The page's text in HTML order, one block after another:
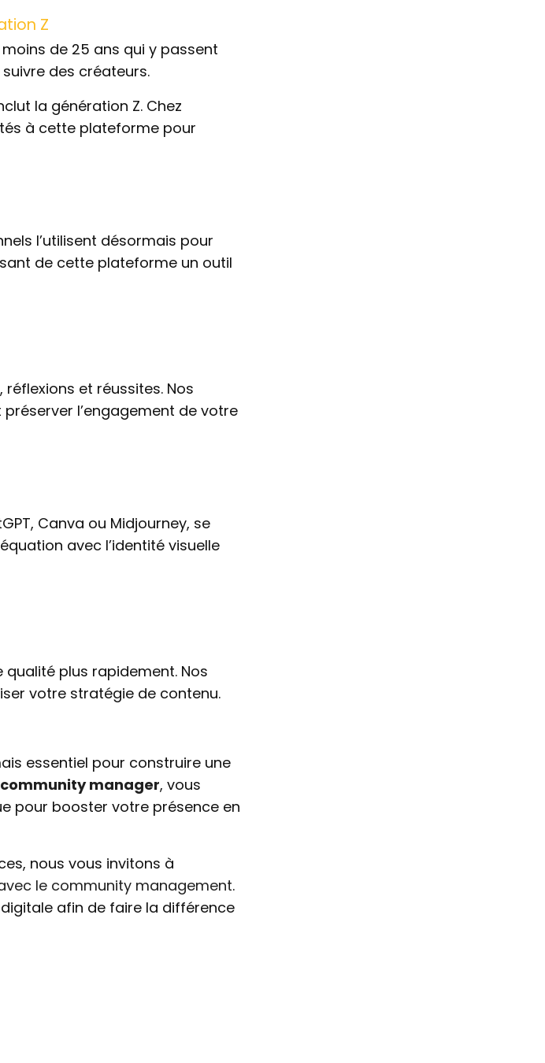
Z
de 25 ans qui y passent
des créateurs.
la génération Z. Chez
à cette plateforme pour
l’utilisent désormais pour
de cette plateforme un outil
et réussites. Nos
l’engagement de votre
Canva ou Midjourney, se
avec l’identité visuelle
plus rapidement. Nos
votre stratégie de contenu.
essentiel pour construire une
manager, vous
pour booster votre présence en
nous vous invitons à
le community management.
afin de faire la différence